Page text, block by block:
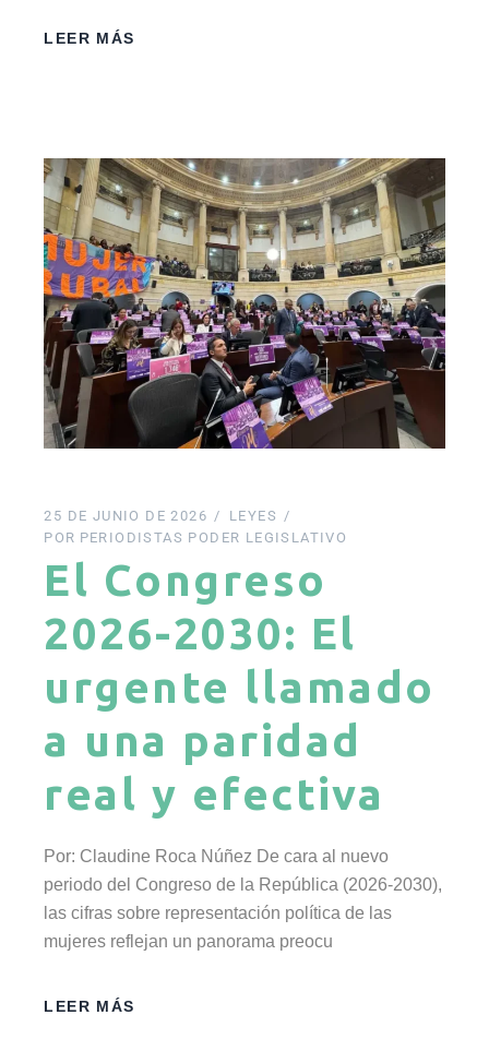
LEER MÁS
25 DE JUNIO DE 2026
LEYES
POR PERIODISTAS PODER LEGISLATIVO
El Congreso
2026-2030: El
urgente llamado
a una paridad
real y efectiva
Por: Claudine Roca Núñez De cara al nuevo
periodo del Congreso de la República (2026-2030),
las cifras sobre representación política de las
mujeres reflejan un panorama preocu
LEER MÁS